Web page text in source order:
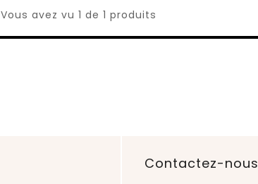
Vous avez vu 1 de 1 produits
Contactez-nous